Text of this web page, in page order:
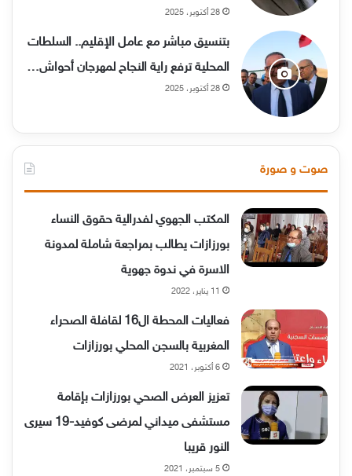
28 أكتوبر، 2025
بتنسيق مباشر مع عامل الإقليم.. السلطات
المحلية ترفع راية النجاح لمهرجان أحواش…
28 أكتوبر، 2025
صوت و صورة
المكتب الجهوي لفدرالية حقوق النساء
بورزازات يطالب بمراجعة شاملة لمدونة
الاسرة في ندوة جهوية
11 يناير، 2022
فعاليات المحطة ال16 لقافلة الصحراء
المغربية بالسجن المحلي بورزازات
6 أكتوبر، 2021
تعزيز العرض الصحي بورزازات بإقامة
مستشفى ميداني لمرضى كوفيد-19 سيرى
النور قريبا
5 سبتمبر، 2021